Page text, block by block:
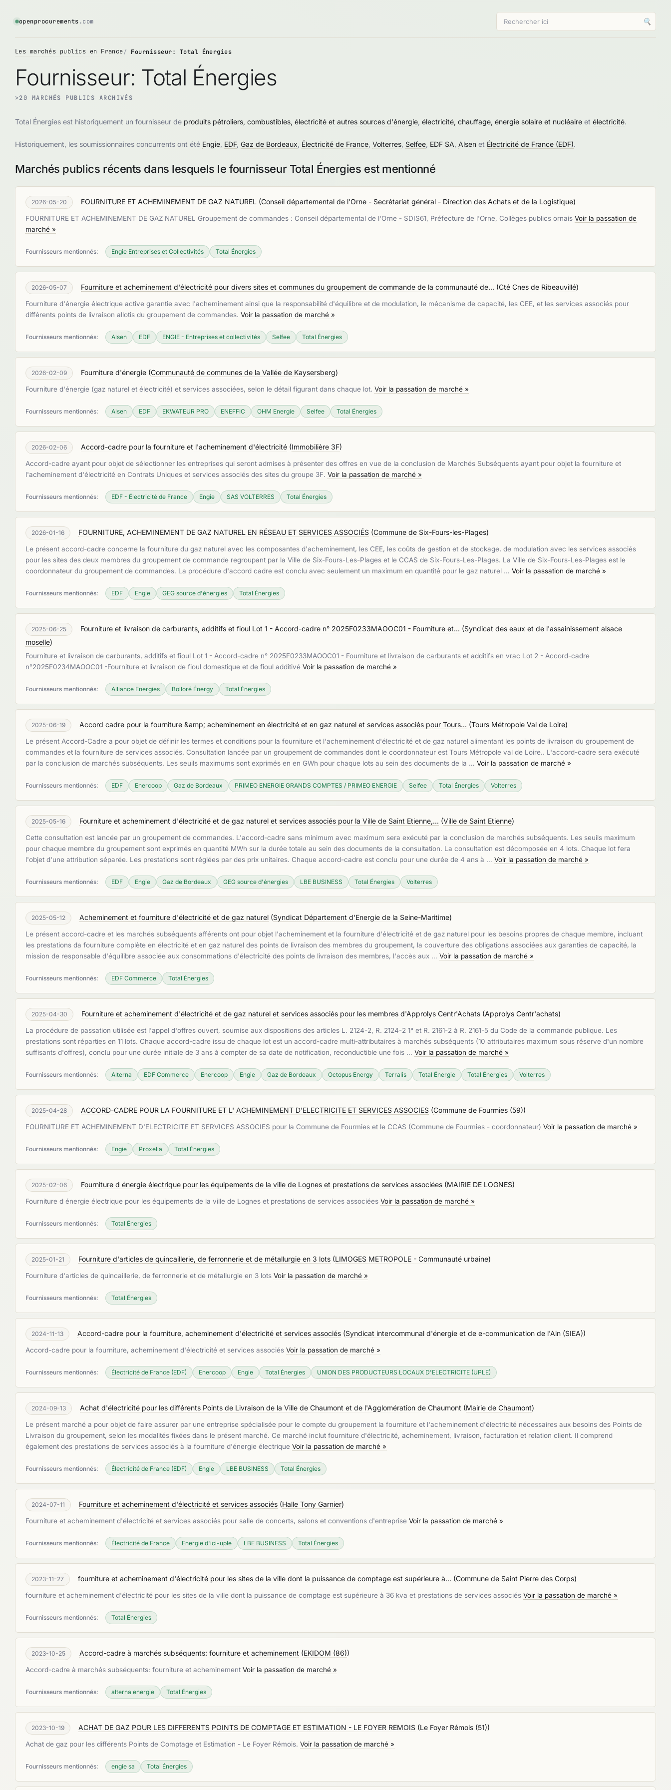
openprocurements.com 🔍
Les marchés publics en France Fournisseur: Total Énergies
Fournisseur: Total Énergies
>20 MARCHÉS PUBLICS ARCHIVÉS
Total Énergies est historiquement un fournisseur de produits pétroliers, combustibles, électricité et autres sources d'énergie électricité, chauffage, énergie solaire et nucléaire et électricité.
Historiquement, les soumissionnaires concurrents ont été Engie EDF, Gaz de Bordeaux Électricité de France Volterres Selfee EDF SA Alsen et Électricité de France (EDF).
Marchés publics récents dans lesquels le fournisseur Total Énergies est mentionné
2026-05-20 FOURNITURE ET ACHEMINEMENT DE GAZ NATUREL (Conseil départemental de l'Orne - Secrétariat général - Direction des Achats et de la Logistique)
FOURNITURE ET ACHEMINEMENT DE GAZ NATUREL Groupement de commandes : Conseil départemental de l'Orne - SDIS61, Préfecture de l'Orne, Collèges publics ornais Voir la passation de
marché »
Fournisseurs mentionnés: Engie Entreprises et Collectivités Total Énergies
2026-05-07 Fourniture et acheminement d'électricité pour divers sites et communes du groupement de commande de la communauté de... (Cté Cnes de Ribeauvillé)
Fourniture d'énergie électrique active garantie avec l'acheminement ainsi que la responsabilité d'équilibre et de modulation, le mécanisme de capacité, les CEE, et les services associés pour
différents points de livraison allotis du groupement de commandes. Voir la passation de marché »
Fournisseurs mentionnés: Alsen EDF ENGIE - Entreprises et collectivités Selfee Total Énergies
2026-02-09 Fourniture d'énergie (Communauté de communes de la Vallée de Kaysersberg)
Fourniture d'énergie (gaz naturel et électricité) et services associées, selon le détail figurant dans chaque lot. Voir la passation de marché »
Fournisseurs mentionnés: Alsen EDF EKWATEUR PRO ENEFFIC OHM Energie Selfee Total Énergies
2026-02-06 Accord-cadre pour la fourniture et l'acheminement d'électricité (Immobilière 3F)
Accord-cadre ayant pour objet de sélectionner les entreprises qui seront admises à présenter des offres en vue de la conclusion de Marchés Subséquents ayant pour objet la fourniture et
l'acheminement d'électricité en Contrats Uniques et services associés des sites du groupe 3F. Voir la passation de marché »
Fournisseurs mentionnés: EDF - Électricité de France Engie SAS VOLTERRES Total Énergies
2026-01-16 FOURNITURE, ACHEMINEMENT DE GAZ NATUREL EN RÉSEAU ET SERVICES ASSOCIÉS (Commune de Six-Fours-les-Plages)
Le présent accord-cadre concerne la fourniture du gaz naturel avec les composantes d'acheminement, les CEE, les coûts de gestion et de stockage, de modulation avec les services associés
pour les sites des deux membres du groupement de commande regroupant par la Ville de Six-Fours-Les-Plages et le CCAS de Six-Fours-Les-Plages. La Ville de Six-Fours-Les-Plages est le
coordonnateur du groupement de commandes. La procédure d'accord cadre est conclu avec seulement un maximum en quantité pour le gaz naturel … Voir la passation de marché »
Fournisseurs mentionnés: EDF Engie GEG source d'énergies Total Énergies
2025-06-25 Fourniture et livraison de carburants, additifs et fioul Lot 1 - Accord-cadre n° 2025F0233MAOOC01 - Fourniture et... (Syndicat des eaux et de l'assainissement alsace
moselle)
Fourniture et livraison de carburants, additifs et fioul Lot 1 - Accord-cadre n° 2025F0233MAOOC01 - Fourniture et livraison de carburants et additifs en vrac Lot 2 - Accord-cadre
n°2025F0234MAOOC01 -Fourniture et livraison de fioul domestique et de fioul additivé Voir la passation de marché »
Fournisseurs mentionnés: Alliance Energies Bolloré Énergy Total Énergies
2025-06-19 Accord cadre pour la fourniture &amp; acheminement en électricité et en gaz naturel et services associés pour Tours... (Tours Métropole Val de Loire)
Le présent Accord-Cadre a pour objet de définir les termes et conditions pour la fourniture et l'acheminement d'électricité et de gaz naturel alimentant les points de livraison du groupement de
commandes et la fourniture de services associés. Consultation lancée par un groupement de commandes dont le coordonnateur est Tours Métropole val de Loire.. L'accord-cadre sera exécuté
par la conclusion de marchés subséquents. Les seuils maximums sont exprimés en en GWh pour chaque lots au sein des documents de la … Voir la passation de marché »
Fournisseurs mentionnés: EDF Enercoop Gaz de Bordeaux PRIMEO ENERGIE GRANDS COMPTES / PRIMEO ENERGIE Selfee Total Énergies Volterres
2025-05-16 Fourniture et acheminement d'électricité et de gaz naturel et services associés pour la Ville de Saint Etienne,... (Ville de Saint Etienne)
Cette consultation est lancée par un groupement de commandes. L'accord-cadre sans minimum avec maximum sera exécuté par la conclusion de marchés subséquents. Les seuils maximum
pour chaque membre du groupement sont exprimés en quantité MWh sur la durée totale au sein des documents de la consultation. La consultation est décomposée en 4 lots. Chaque lot fera
l'objet d'une attribution séparée. Les prestations sont réglées par des prix unitaires. Chaque accord-cadre est conclu pour une durée de 4 ans à … Voir la passation de marché »
Fournisseurs mentionnés: EDF Engie Gaz de Bordeaux GEG source d'énergies LBE BUSINESS Total Énergies Volterres
2025-05-12 Acheminement et fourniture d'électricité et de gaz naturel (Syndicat Département d'Energie de la Seine-Maritime)
Le présent accord-cadre et les marchés subséquents afférents ont pour objet l'acheminement et la fourniture d'électricité et de gaz naturel pour les besoins propres de chaque membre, incluant
les prestations da fourniture complète en électricité et en gaz naturel des points de livraison des membres du groupement, la couverture des obligations associées aux garanties de capacité, la
mission de responsable d'équilibre associée aux consommations d'électricité des points de livraison des membres, l'accès aux … Voir la passation de marché »
Fournisseurs mentionnés: EDF Commerce Total Énergies
2025-04-30 Fourniture et acheminement d'électricité et de gaz naturel et services associés pour les membres d'Approlys Centr'Achats (Approlys Centr'achats)
La procédure de passation utilisée est l'appel d'offres ouvert, soumise aux dispositions des articles L. 2124-2, R. 2124-2 1° et R. 2161-2 à R. 2161-5 du Code de la commande publique. Les
prestations sont réparties en 11 lots. Chaque accord-cadre issu de chaque lot est un accord-cadre multi-attributaires à marchés subséquents (10 attributaires maximum sous réserve d'un nombre
suffisants d'offres), conclu pour une durée initiale de 3 ans à compter de sa date de notification, reconductible une fois … Voir la passation de marché »
Fournisseurs mentionnés: Alterna EDF Commerce Enercoop Engie Gaz de Bordeaux Octopus Energy Terralis Total Énergie Total Énergies Volterres
2025-04-28 ACCORD-CADRE POUR LA FOURNITURE ET L' ACHEMINEMENT D'ELECTRICITE ET SERVICES ASSOCIES (Commune de Fourmies (59))
FOURNITURE ET ACHEMINEMENT D'ELECTRICITE ET SERVICES ASSOCIES pour la Commune de Fourmies et le CCAS (Commune de Fourmies - coordonnateur) Voir la passation de marché »
Fournisseurs mentionnés: Engie Proxelia Total Énergies
2025-02-06 Fourniture d énergie électrique pour les équipements de la ville de Lognes et prestations de services associées (MAIRIE DE LOGNES)
Fourniture d énergie électrique pour les équipements de la ville de Lognes et prestations de services associées Voir la passation de marché »
Fournisseurs mentionnés: Total Énergies
2025-01-21 Fourniture d'articles de quincaillerie, de ferronnerie et de métallurgie en 3 lots (LIMOGES METROPOLE - Communauté urbaine)
Fourniture d'articles de quincaillerie, de ferronnerie et de métallurgie en 3 lots Voir la passation de marché »
Fournisseurs mentionnés: Total Énergies
2024-11-13 Accord-cadre pour la fourniture, acheminement d'électricité et services associés (Syndicat intercommunal d'énergie et de e-communication de l'Ain (SIEA))
Accord-cadre pour la fourniture, acheminement d'électricité et services associés Voir la passation de marché »
Fournisseurs mentionnés: Électricité de France (EDF) Enercoop Engie Total Énergies UNION DES PRODUCTEURS LOCAUX D'ELECTRICITE (UPLE)
2024-09-13 Achat d'électricité pour les différents Points de Livraison de la Ville de Chaumont et de l'Agglomération de Chaumont (Mairie de Chaumont)
Le présent marché a pour objet de faire assurer par une entreprise spécialisée pour le compte du groupement la fourniture et l'acheminement d'électricité nécessaires aux besoins des Points de
Livraison du groupement, selon les modalités fixées dans le présent marché. Ce marché inclut fourniture d'électricité, acheminement, livraison, facturation et relation client. Il comprend
également des prestations de services associés à la fourniture d'énergie électrique Voir la passation de marché »
Fournisseurs mentionnés: Électricité de France (EDF) Engie LBE BUSINESS Total Énergies
2024-07-11 Fourniture et acheminement d'électricité et services associés (Halle Tony Garnier)
Fourniture et acheminement d'électricité et services associés pour salle de concerts, salons et conventions d'entreprise Voir la passation de marché »
Fournisseurs mentionnés: Électricité de France Energie d'ici-uple LBE BUSINESS Total Énergies
2023-11-27 fourniture et acheminement d'électricité pour les sites de la ville dont la puissance de comptage est supérieure à... (Commune de Saint Pierre des Corps)
fourniture et acheminement d'électricité pour les sites de la ville dont la puissance de comptage est supérieure à 36 kva et prestations de services associés Voir la passation de marché »
Fournisseurs mentionnés: Total Énergies
2023-10-25 Accord-cadre à marchés subséquents: fourniture et acheminement (EKIDOM (86))
Accord-cadre à marchés subséquents: fourniture et acheminement Voir la passation de marché »
Fournisseurs mentionnés: alterna energie Total Énergies
2023-10-19 ACHAT DE GAZ POUR LES DIFFERENTS POINTS DE COMPTAGE ET ESTIMATION - LE FOYER REMOIS (Le Foyer Rémois (51))
Achat de gaz pour les différents Points de Comptage et Estimation - Le Foyer Rémois. Voir la passation de marché »
Fournisseurs mentionnés: engie sa Total Énergies